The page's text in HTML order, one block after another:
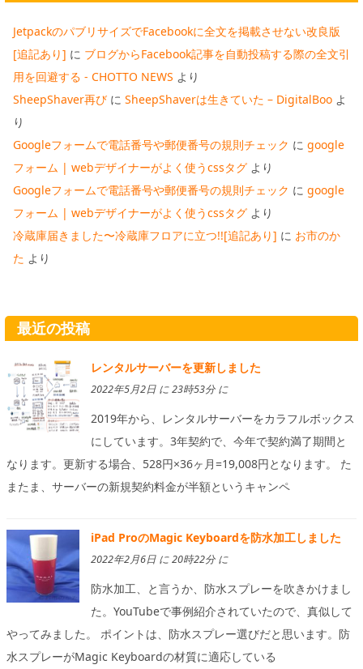
JetpackのパブリサイズでFacebookに全文を掲載させない改良版
[追記あり] に ブログからFacebook記事を自動投稿する際の全文引
用を回避する - CHOTTO NEWS より
SheepShaver再び に SheepShaverは生きていた – DigitalBoo よ
り
Googleフォームで電話番号や郵便番号の規則チェック に google
フォーム | webデザイナーがよく使うcssタグ より
Googleフォームで電話番号や郵便番号の規則チェック に google
フォーム | webデザイナーがよく使うcssタグ より
冷蔵庫届きました〜冷蔵庫フロアに立つ!![追記あり] に お市のか
た より
最近の投稿
レンタルサーバーを更新しました
2022年5月2日 に 23時53分 に
2019年から、レンタルサーバーをカラフルボックス
にしています。3年契約で、今年で契約満了期間と
なります。更新する場合、528円×36ヶ月=19,008円となります。 た
またま、サーバーの新規契約料金が半額というキャンペ
iPad ProのMagic Keyboardを防水加工しました
2022年2月6日 に 20時22分 に
防水加工、と言うか、防水スプレーを吹きかけまし
た。YouTubeで事例紹介されていたので、真似して
やってみました。 ポイントは、防水スプレー選びだと思います。防
水スプレーがMagic Keyboardの材質に適応している